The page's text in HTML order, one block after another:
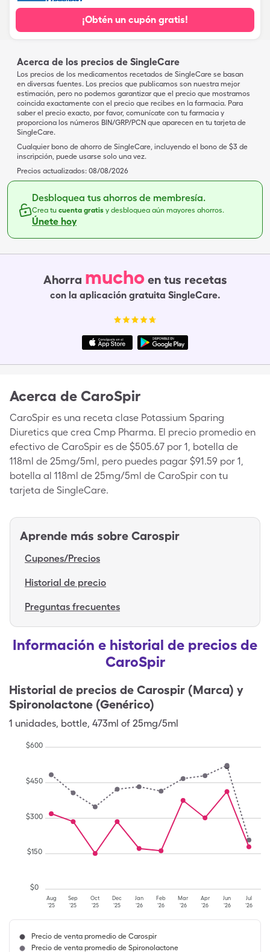
¡Obtén un cupón gratis!
Acerca de los precios de SingleCare
Los precios de los medicamentos recetados de SingleCare se basan
en diversas fuentes. Los precios que publicamos son nuestra mejor
estimación, pero no podemos garantizar que el precio que mostramos
coincida exactamente con el precio que recibes en la farmacia. Para
saber el precio exacto, por favor, comunícate con tu farmacia y
proporciona los números BIN/GRP/PCN que aparecen en tu tarjeta de
SingleCare.
Cualquier bono de ahorro de SingleCare, incluyendo el bono de $3 de
inscripción, puede usarse solo una vez.
Precios actualizados: 08/08/2026
Desbloquea tus ahorros de membresía.
Crea tu cuenta gratis y desbloquea aún mayores ahorros.
Únete hoy
Ahorra mucho en tus recetas
con la aplicación gratuita SingleCare.
Acerca de CaroSpir
CaroSpir es una receta clase Potassium Sparing
Diuretics que crea Cmp Pharma. El precio promedio en
efectivo de CaroSpir es de $505.67 por 1, botella de
118ml de 25mg/5ml, pero puedes pagar $91.59 por 1,
botella al 118ml de 25mg/5ml de CaroSpir con tu
tarjeta de SingleCare.
Aprende más sobre Carospir
Cupones/Precios
Historial de precio
Preguntas frecuentes
Información e historial de precios de
CaroSpir
Historial de precios de Carospir (Marca) y
Spironolactone (Genérico)
1 unidades, bottle, 473ml of 25mg/5ml
Aug
'25
Sep
'25
Oct
'25
Dec
'25
Jan
'26
Feb
'26
Mar
'26
Apr
'26
Jun
'26
Jul
'26
$0
$150
$300
$450
$600
Precio de venta promedio de Carospir
Precio de venta promedio de Spironolactone